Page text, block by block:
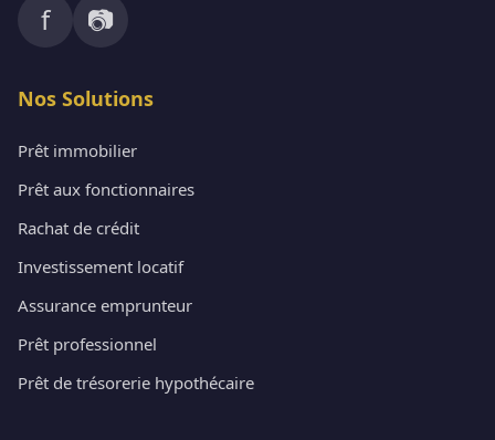
f 📷
Nos Solutions
Prêt immobilier
Prêt aux fonctionnaires
Rachat de crédit
Investissement locatif
Assurance emprunteur
Prêt professionnel
Prêt de trésorerie hypothécaire